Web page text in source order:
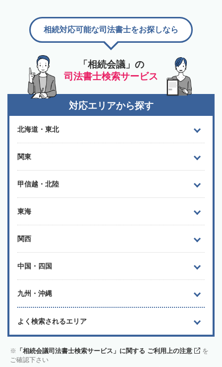
「相続会議」の
司法書士検索サービス
相続対応可能な司法書士をお探しなら
対応エリアから探す
北海道・東北
関東
甲信越・北陸
東海
関西
中国・四国
九州・沖縄
よく検索されるエリア
「相続会議司法書士検索サービス」に関する ご利用上の注意
を
ご確認下さい